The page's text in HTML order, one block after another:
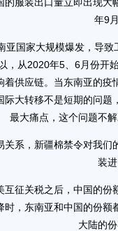
年9
家大规模爆发，导致
，从2020年5、6月份开
着供应链。当东南亚的
际大转移不是短期的问
最大痛点，这个问题不
，新疆棉禁令对我们
装
关税之后，中国的份
时，东南亚和中国的份
大陆的